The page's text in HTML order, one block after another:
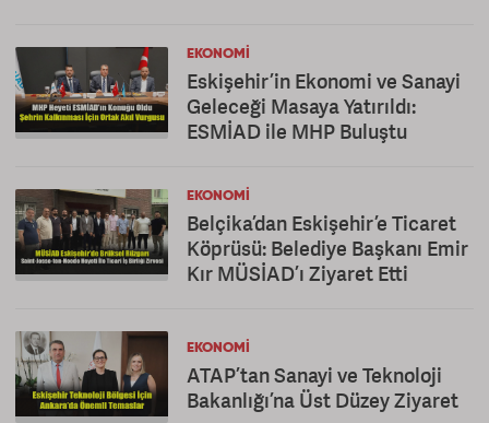
EKONOMI
Eskişehir’in Ekonomi ve Sanayi
Geleceği Masaya Yatırıldı:
ESMİAD ile MHP Buluştu
EKONOMI
Belçika’dan Eskişehir’e Ticaret
Köprüsü: Belediye Başkanı Emir
Kır MÜSİAD’ı Ziyaret Etti
EKONOMI
ATAP’tan Sanayi ve Teknoloji
Bakanlığı’na Üst Düzey Ziyaret